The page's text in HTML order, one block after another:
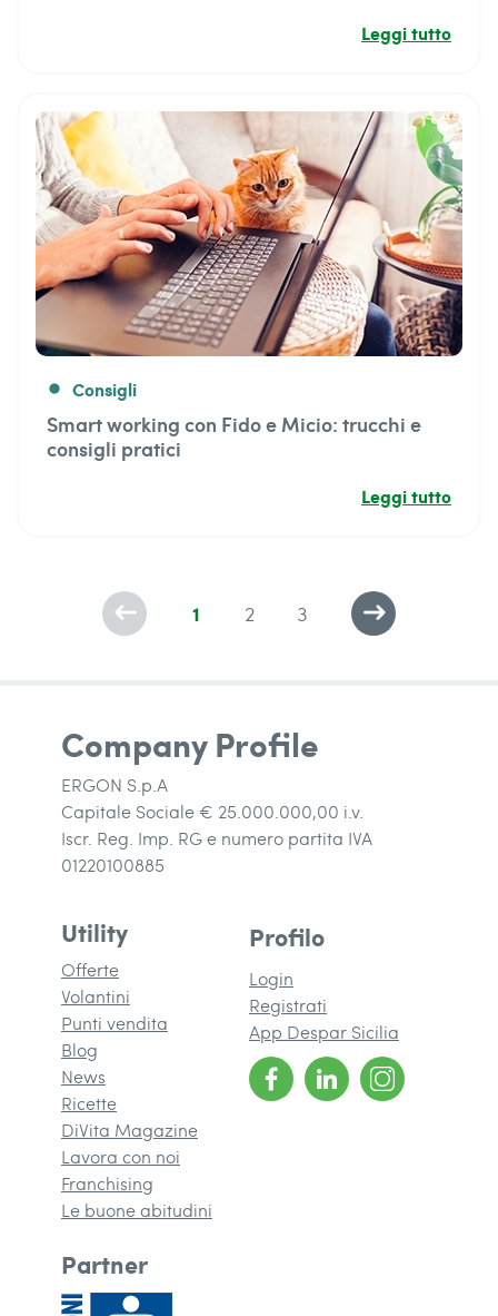
Leggi tutto
fiber_manual_record Consigli
Smart working con Fido e Micio: trucchi e
consigli pratici
Leggi tutto
west 1 2 3 east
Company Profile
ERGON S.p.A
Capitale Sociale € 25.000.000,00 i.v.
Iscr. Reg. Imp. RG e numero partita IVA
01220100885
Utility
Offerte
Volantini
Punti vendita
Blog
News
Ricette
DiVita Magazine
Lavora con noi
Franchising
Le buone abitudini
Profilo
Login
Registrati
App Despar Sicilia
Partner